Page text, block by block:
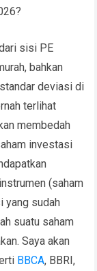
sisi PE
bahkan
deviasi di
terlihat
membedah
investasi
(saham
yang sudah
suatu saham
Saya akan
BBCA, BBRI,